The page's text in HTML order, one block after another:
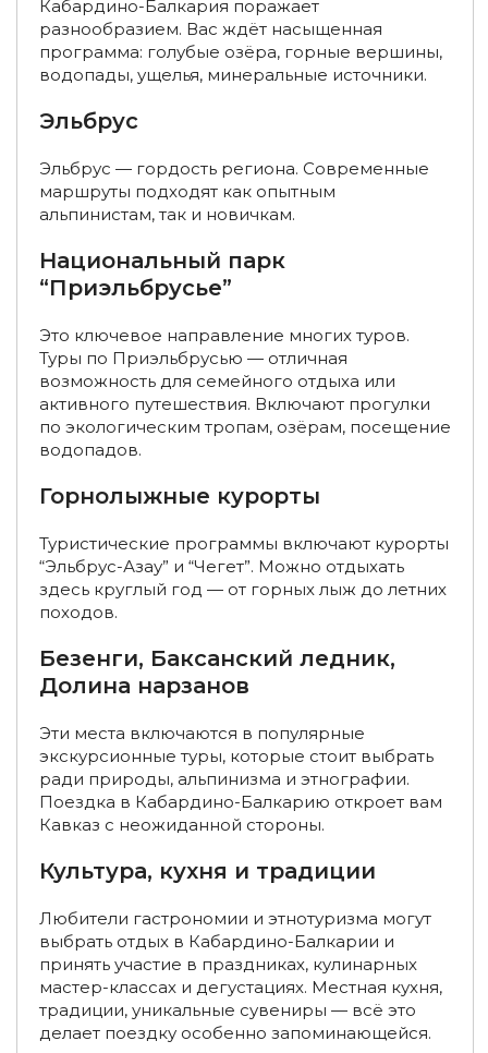
Комбинированные туры в Кабардино-Балкарию
Новогодние туры в Кабардино-Балкарию
Походы в Кабардино-Балкарии
Горнолыжные туры в Кабардино-Балкарии
Экскурсии в Кабардино-Балкарию на 5–10 дней
Туры на квадроциклах и мотоциклах в Кабардино-
Балкарии
Йога-туры в Кабардино-Балкарии
Сплавы по рекам в Кабардино-Балкарии
Гастротуры в Кабардино-Балкарии
Охотничьи туры в Кабардино-Балкарию
Туры по термальным источникам в Кабардино-Балкарии
Активные туры в Кабардино-Балкарию
Семейные туры с детьми в Кабардино-Балкарию
Туры на двоих в Кабардино-Балкарию
Туры в Кабардино-Балкарию на 3 дня
Туры в Кабардино-Балкарию в феврале
Туры в Кабардино-Балкарию в мае
Туры в Кабардино-Балкарию в июне
Туры в Кабардино-Балкарию на майские праздники
Кабардино-Балкария поражает
разнообразием. Вас ждёт насыщенная
программа: голубые озёра, горные вершины,
водопады, ущелья, минеральные источники.
Эльбрус
Эльбрус — гордость региона. Современные
маршруты подходят как опытным
альпинистам, так и новичкам.
Национальный парк
“Приэльбрусье”
Это ключевое направление многих туров.
Туры по Приэльбрусью — отличная
возможность для семейного отдыха или
активного путешествия. Включают прогулки
по экологическим тропам, озёрам, посещение
водопадов.
Горнолыжные курорты
Туристические программы включают курорты
“Эльбрус-Азау” и “Чегет”. Можно отдыхать
здесь круглый год — от горных лыж до летних
походов.
Безенги, Баксанский ледник,
Долина нарзанов
Эти места включаются в популярные
экскурсионные туры, которые стоит выбрать
ради природы, альпинизма и этнографии.
Поездка в Кабардино-Балкарию откроет вам
Кавказ с неожиданной стороны.
Культура, кухня и традиции
Любители гастрономии и этнотуризма могут
выбрать отдых в Кабардино-Балкарии и
принять участие в праздниках, кулинарных
мастер-классах и дегустациях. Местная кухня,
традиции, уникальные сувениры — всё это
делает поездку особенно запоминающейся.